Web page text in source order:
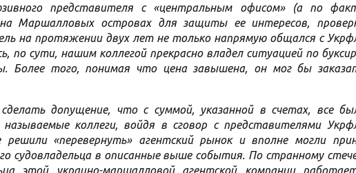
представителя с «центральным офисом» (а по
на Маршалловых островах для защиты ее интересов,
на протяжении двух лет не только напрямую общался с
по сути, нашим коллегой прекрасно владел ситуацией по
Более того, понимая что цена завышена, он мог бы
допущение, что с суммой, указанной в счетах, все
коллеги, войдя в сговор с представителями
решили «перевернуть» агентский рынок и вполне могли
судовладельца в описанные выше события. По странному
этой украино-маршалловой агентской компании